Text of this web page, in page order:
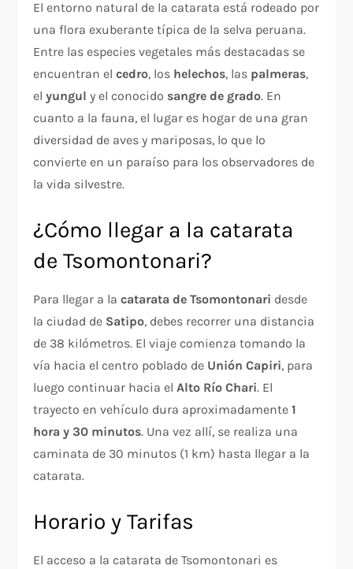
El entorno natural de la catarata está rodeado por
una flora exuberante típica de la selva peruana.
Entre las especies vegetales más destacadas se
encuentran elcedro, los helechos, las palmeras,
elyungul y el conocido sangre de grado. En
cuanto a la fauna, el lugar es hogar de una gran
diversidad de aves y mariposas, lo que lo
convierte en un paraíso para los observadores de
la vida silvestre.
¿Cómo llegar a la catarata
de Tsomontonari?
Para llegar a lacatarata de Tsomontonari desde
la ciudad de Satipo, debes recorrer una distancia
de 38 kilómetros. El viaje comienza tomando la
vía hacia el centro poblado de Unión Capiri, para
luego continuar hacia elAlto Río Chari. El
trayecto en vehículo dura aproximadamente1
hora y 30 minutos. Una vez allí, se realiza una
caminata de 30 minutos (1 km) hasta llegar a la
catarata.
Horario y Tarifas
El acceso a la catarata de Tsomontonari es